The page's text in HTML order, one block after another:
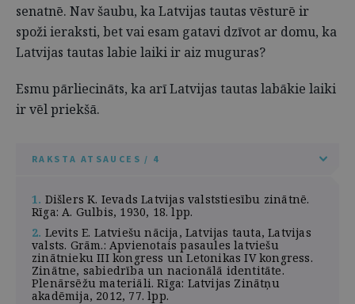
senatnē. Nav šaubu, ka Latvijas tautas vēsturē ir
spoži ieraksti, bet vai esam gatavi dzīvot ar domu, ka
Latvijas tautas labie laiki ir aiz muguras?
Esmu pārliecināts, ka arī Latvijas tautas labākie laiki
ir vēl priekšā.
RAKSTA ATSAUCES / 4
1. Dišlers K. Ievads Latvijas valststiesību zinātnē.
Rīga: A. Gulbis, 1930, 18. lpp.
2. Levits E. Latviešu nācija, Latvijas tauta, Latvijas
valsts. Grām.: Apvienotais pasaules latviešu
zinātnieku III kongress un Letonikas IV kongress.
Zinātne, sabiedrība un nacionālā identitāte.
Plenārsēžu materiāli. Rīga: Latvijas Zinātņu
akadēmija, 2012, 77. lpp.